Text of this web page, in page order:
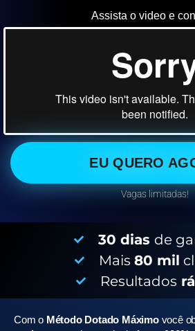
Assista o video e
EU QUERO
Vagas limitadas!
30 dias de
Mais 80 mil
Resultados
Com o Método Dotado Máximo você